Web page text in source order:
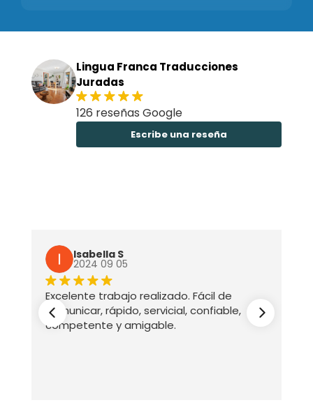
Lingua Franca Traducciones
Juradas
126 reseñas Google
Escribe una reseña
Isabella S
2024 09 05
Excelente trabajo realizado. Fácil de
comunicar, rápido, servicial, confiable,
competente y amigable.